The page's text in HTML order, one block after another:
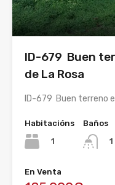
ID-679 Buen
de La Rosa
ID-679 Buen terreno
Habitacións
1
Baños
1
En Venta